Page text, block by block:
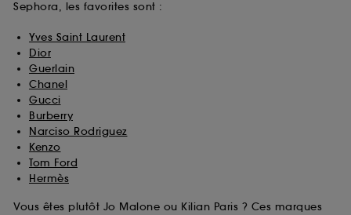
Sephora, les favorites sont :
Yves Saint Laurent
Dior
Guerlain
Chanel
Gucci
Burberry
Narciso Rodriguez
Kenzo
Tom Ford
Hermès
Vous êtes plutôt Jo Malone ou Kilian Paris ? Ces marques